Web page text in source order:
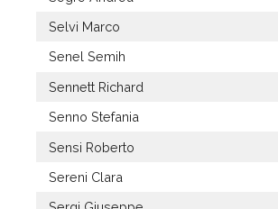
Selvi Marco
Senel Semih
Sennett Richard
Senno Stefania
Sensi Roberto
Sereni Clara